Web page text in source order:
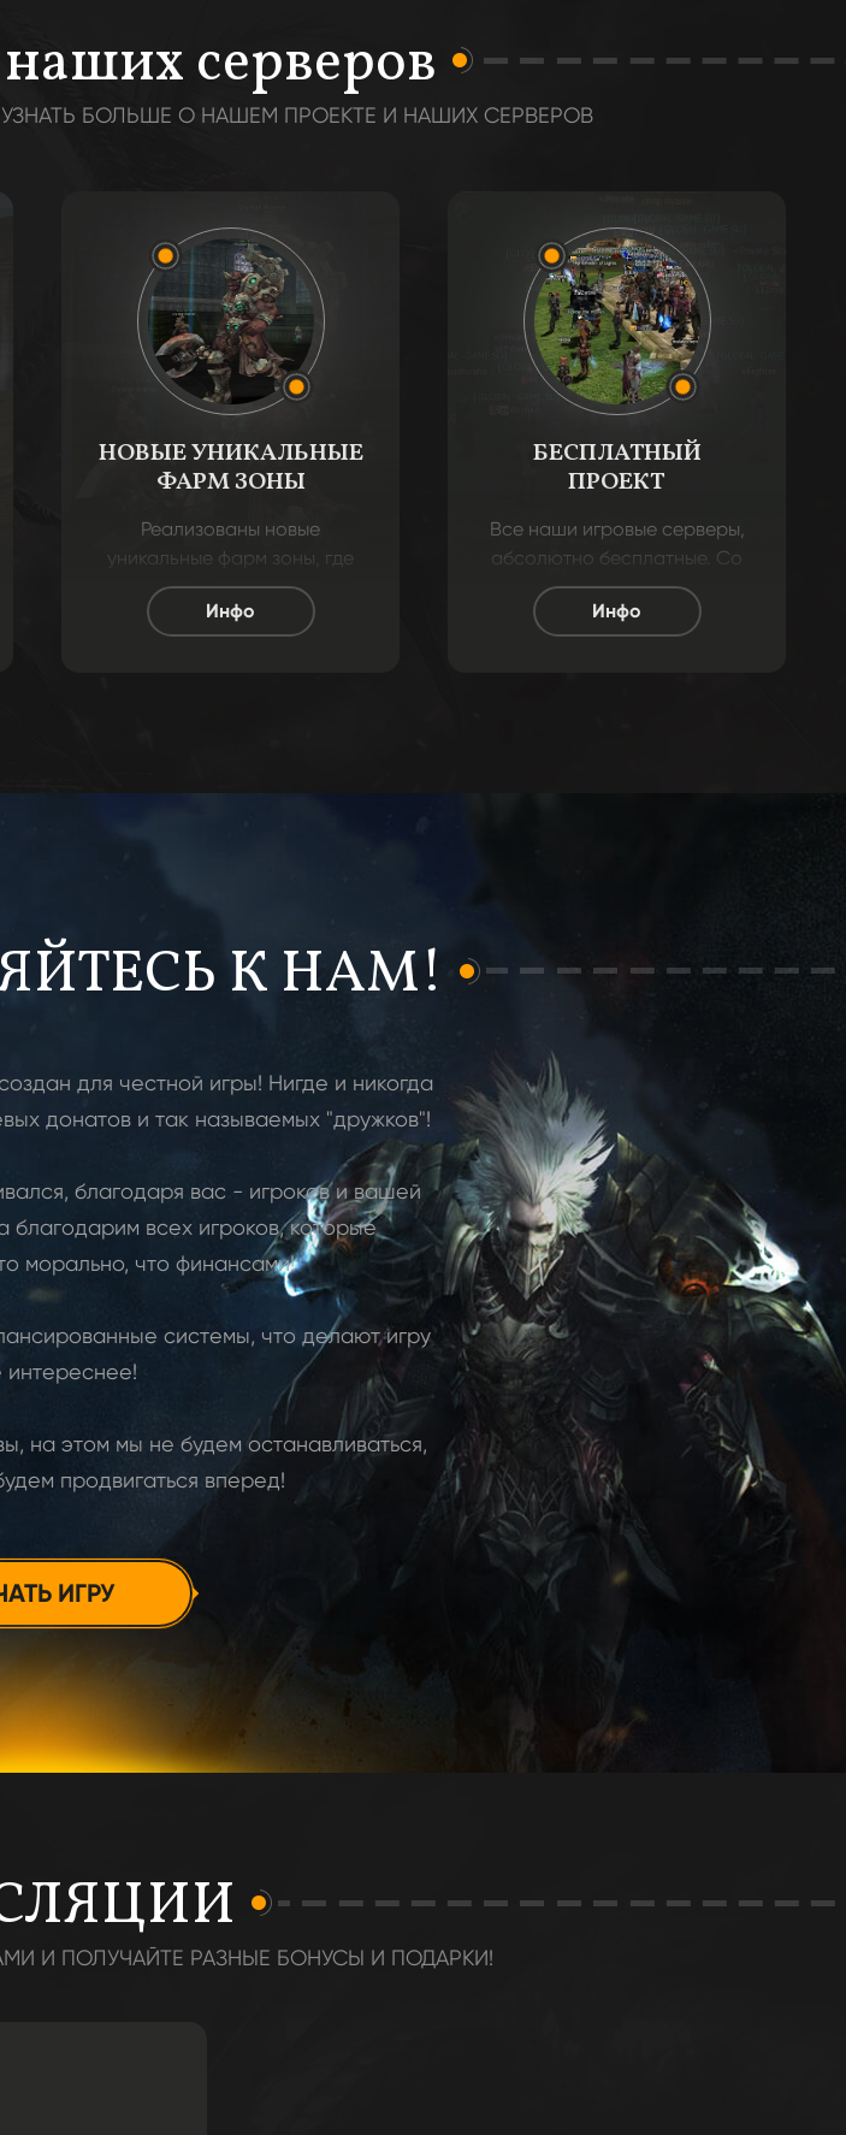
серверов
БОЛЬШЕ О НАШЕМ ПРОЕКТЕ И НАШИХ СЕРВЕРОВ
НОВЫЕ УНИКАЛЬНЫЕ
ФАРМ ЗОНЫ
Реализованы новые
уникальные фарм зоны, где
можно фармить золотые
монеты, премиум монеты,
фарм монеты, другие
Инфо
БЕСПЛАТНЫЙ
ПРОЕКТ
Все наши игровые серверы,
абсолютно бесплатные. Со
всех уголков мира, люди
играют на нашем проекте. У
нас нет магазин доната, все
Инфо
К НАМ!
для честной игры! Нигде и никогда
донатов и так называемых "дружков"!
благодаря вас - игроков и вашей
всех игроков, которые
морально, что финансами!
системы, что делают игру
интереснее!
на этом мы не будем останавливаться,
продвигаться вперед!
ИГРУ
И ПОЛУЧАЙТЕ РАЗНЫЕ БОНУСЫ И ПОДАРКИ!